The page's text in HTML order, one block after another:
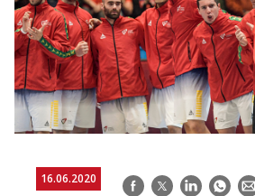
16.06.2020 Facebook
TwitterLinkedIn E-